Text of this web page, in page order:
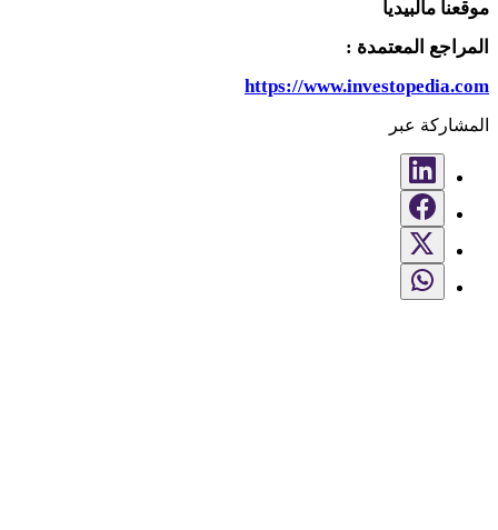
موقعنا مالبيديا
المراجع المعتمدة :
https://www.investopedia.com
المشاركة عبر